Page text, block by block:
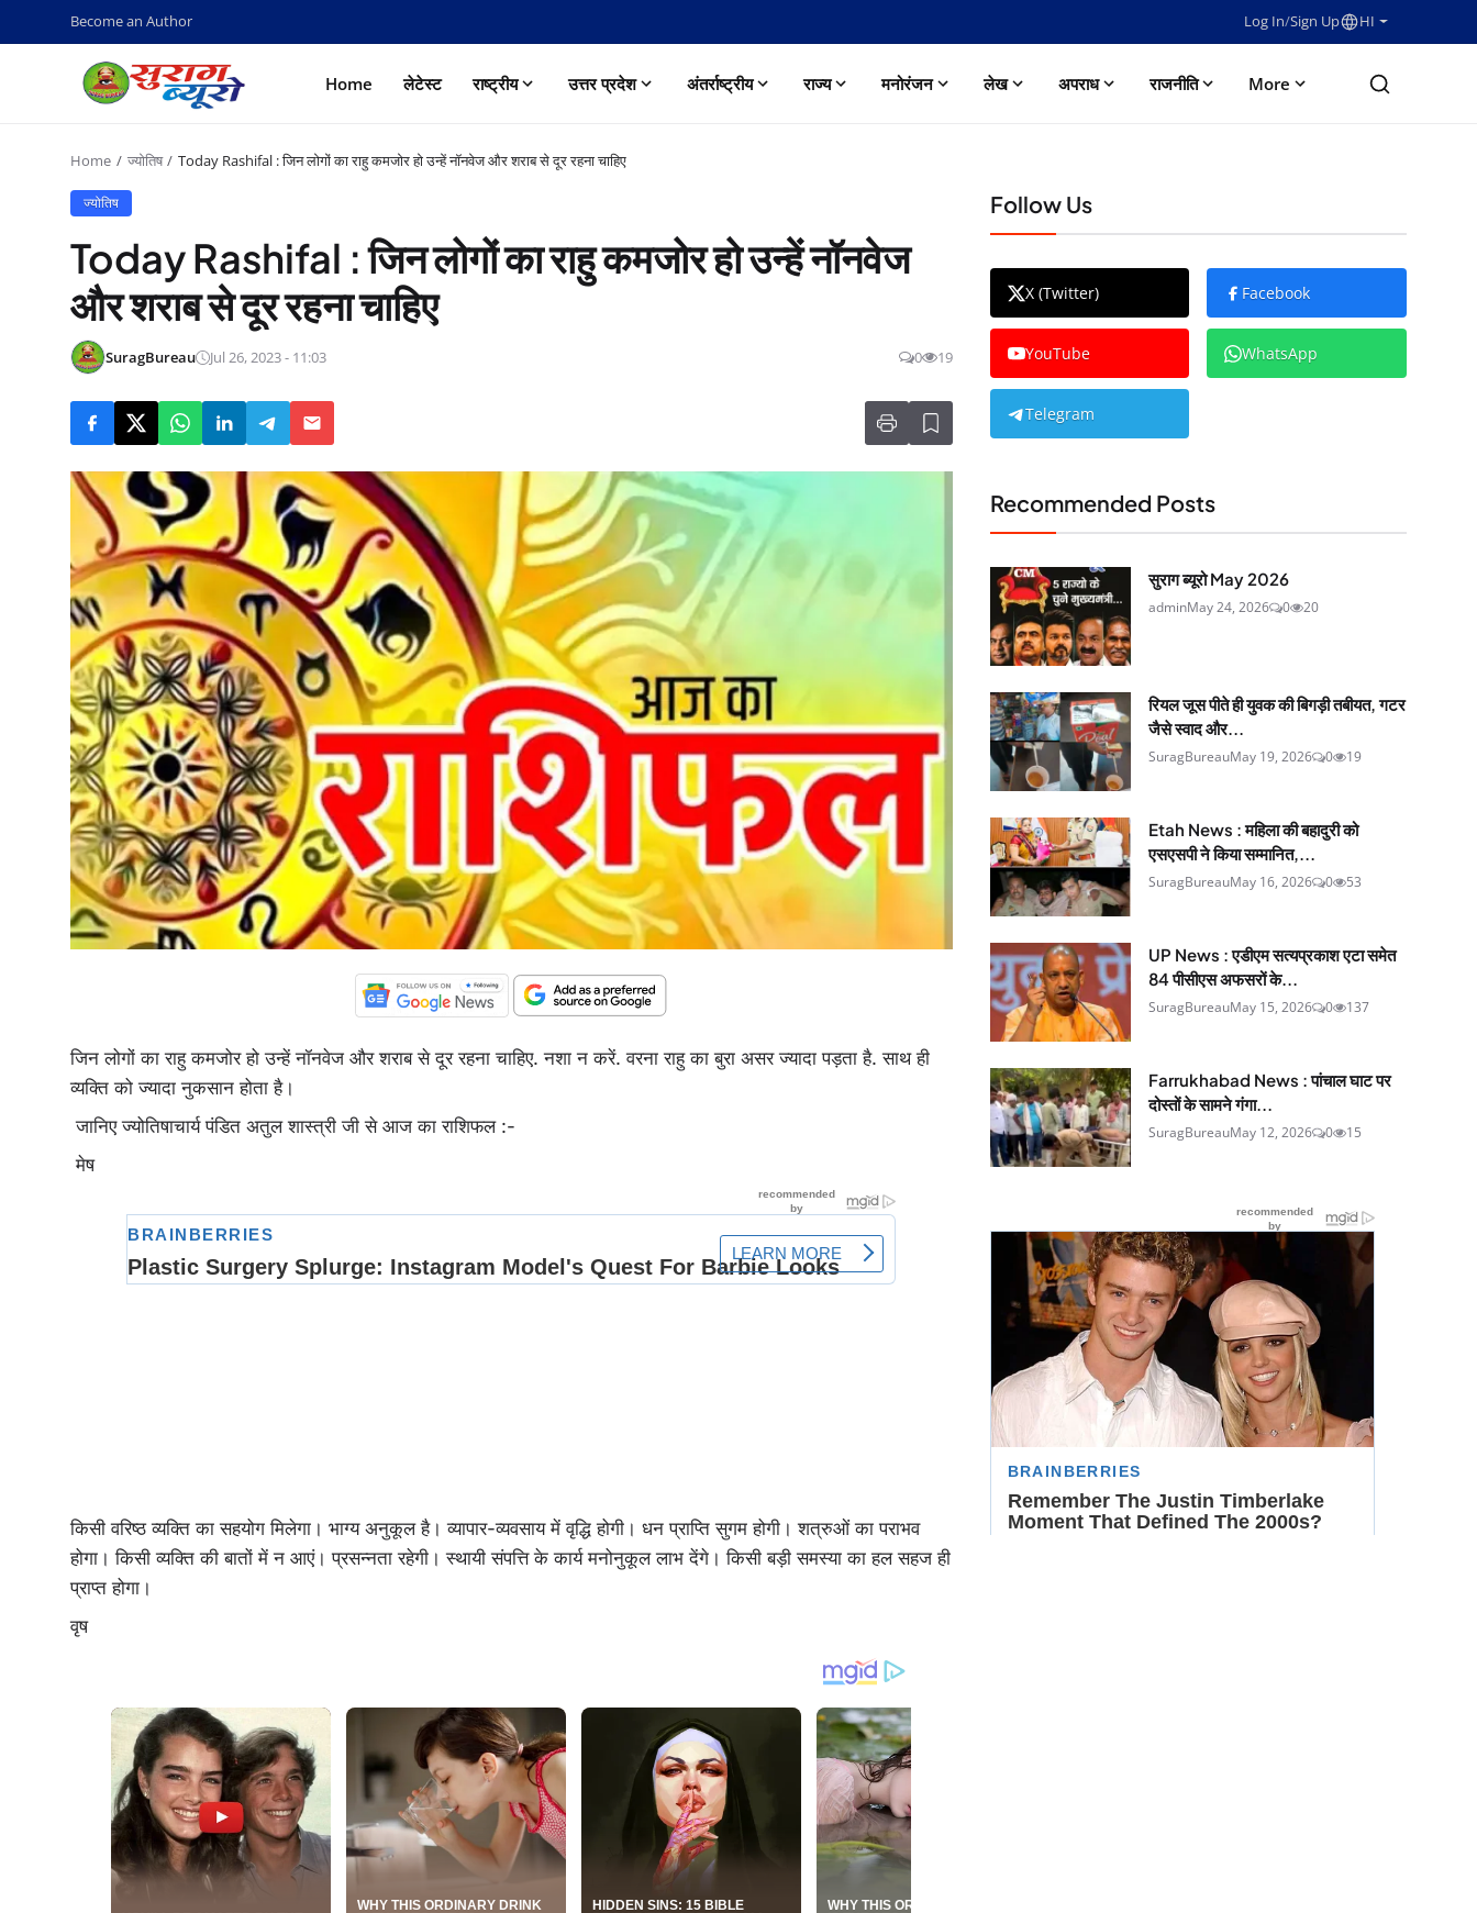
Become an Author Log In/Sign Up HI
Home लेटेस्ट राष्ट्रीय उत्तर प्रदेश अंतर्राष्ट्रीय राज्य मनोरंजन लेख अपराध राजनीति More
Home ज्योतिष Today Rashifal : जिन लोगों का राहु कमजोर हो उन्‍हें नॉनवेज और शराब से दूर रहना चाहिए
ज्योतिष
Today Rashifal : जिन लोगों का राहु कमजोर हो उन्‍हें नॉनवेज
और शराब से दूर रहना चाहिए
SuragBureau Jul 26, 2023 - 11:03 0 19
जिन लोगों का राहु कमजोर हो उन्‍हें नॉनवेज और शराब से दूर रहना चाहिए. नशा न करें. वरना राहु का बुरा असर ज्‍यादा पड़ता है. साथ ही
व्‍यक्ति को ज्‍यादा नुकसान होता है।
जानिए ज्योतिषाचार्य पंडित अतुल शास्त्री जी से आज का राशिफल :-
मेष
किसी वरिष्ठ व्यक्ति का सहयोग मिलेगा। भाग्य अनुकूल है। व्यापार-व्यवसाय में वृद्धि होगी। धन प्राप्ति सुगम होगी। शत्रुओं का पराभव
होगा। किसी व्यक्ति की बातों में न आएं। प्रसन्नता रहेगी। स्थायी संपत्ति के कार्य मनोनुकूल लाभ देंगे। किसी बड़ी समस्या का हल सहज ही
प्राप्त होगा।
वृष
Follow Us
X (Twitter) Facebook
YouTube WhatsApp
Telegram
Recommended Posts
सुराग ब्यूरो May 2026
adminMay 24, 2026 0 20
रियल जूस पीते ही युवक की बिगड़ी तबीयत, गटर
जैसे स्वाद और...
SuragBureauMay 19, 2026 0 19
Etah News : महिला की बहादुरी को
एसएसपी ने किया सम्मानित,...
SuragBureauMay 16, 2026 0 53
UP News : एडीएम सत्यप्रकाश एटा समेत
84 पीसीएस अफसरों के...
SuragBureauMay 15, 2026 0 137
Farrukhabad News : पांचाल घाट पर
दोस्तों के सामने गंगा...
SuragBureauMay 12, 2026 0 15